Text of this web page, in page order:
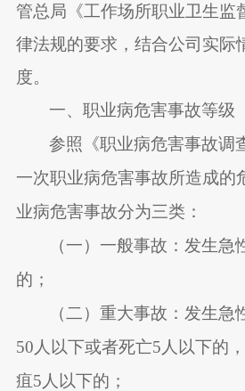
管总局《工作场所职业卫生监
律法规的要求，结合公司实际
度。
一、职业病危害事故等级
参照《职业病危害事故调
一次职业病危害事故所造成的
业病危害事故分为三类 ：
（一）一般事故：发生急
的；
（二）重大事故：发生急
50 人以下或者死亡5 人以下的
疽5 人以下的；